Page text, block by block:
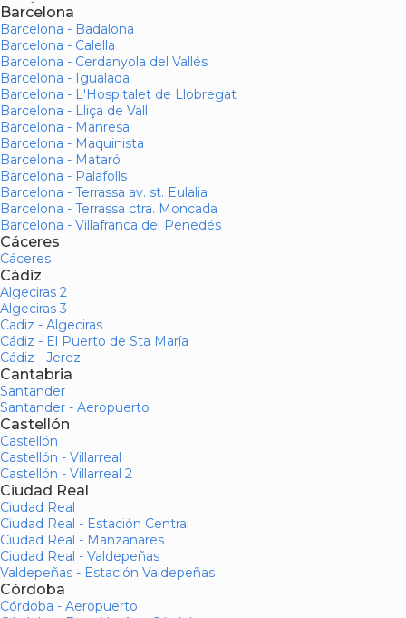
Barcelona
Barcelona - Badalona
Barcelona - Calella
Barcelona - Cerdanyola del Vallés
Barcelona - Igualada
Barcelona - L'Hospitalet de Llobregat
Barcelona - Lliça de Vall
Barcelona - Manresa
Barcelona - Maquinista
Barcelona - Mataró
Barcelona - Palafolls
Barcelona - Terrassa av. st. Eulalia
Barcelona - Terrassa ctra. Moncada
Barcelona - Villafranca del Penedés
Cáceres
Cáceres
Cádiz
Algeciras 2
Algeciras 3
Cadiz - Algeciras
Cádiz - El Puerto de Sta María
Cádiz - Jerez
Cantabria
Santander
Santander - Aeropuerto
Castellón
Castellón
Castellón - Villarreal
Castellón - Villarreal 2
Ciudad Real
Ciudad Real
Ciudad Real - Estación Central
Ciudad Real - Manzanares
Ciudad Real - Valdepeñas
Valdepeñas - Estación Valdepeñas
Córdoba
Córdoba - Aeropuerto